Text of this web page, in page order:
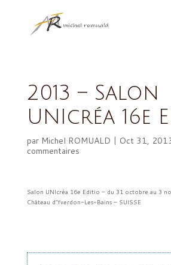
2013 – Salon
UNIcréa 16e
par Michel ROMUALD | Oct 31,
commentaires
Salon UNIcréa 16e Editio – du 31 octobre au 3
Château d’Yverdon-Les-Bains – SUISSE